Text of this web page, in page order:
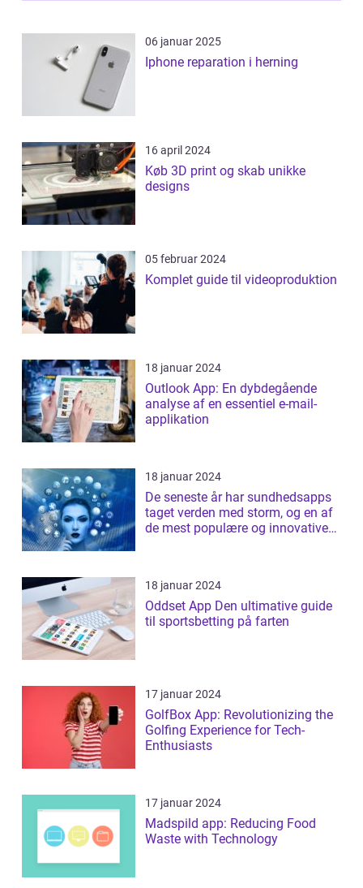
06 januar 2025
Iphone reparation i herning
16 april 2024
Køb 3D print og skab unikke
designs
05 februar 2024
Komplet guide til videoproduktion
18 januar 2024
Outlook App: En dybdegående
analyse af en essentiel e-mail-
applikation
18 januar 2024
De seneste år har sundhedsapps
taget verden med storm, og en af
de mest populære og innovative
18 januar 2024
Oddset App Den ultimative guide
til sportsbetting på farten
17 januar 2024
GolfBox App: Revolutionizing the
Golfing Experience for Tech-
Enthusiasts
17 januar 2024
Madspild app: Reducing Food
Waste with Technology